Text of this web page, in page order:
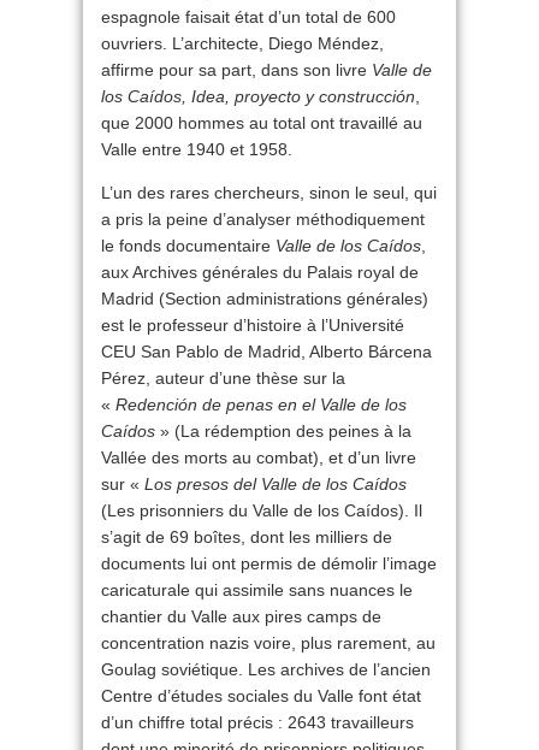
espagnole faisait état d’un total de 600
ouvriers. L’architecte, Diego Méndez,
affirme pour sa part, dans son livre Valle de
los Caídos, Idea, proyecto y construcción
que 2000 hommes au total ont travaillé au
Valle entre 1940 et 1958.
L’un des rares chercheurs, sinon le seul, qui
a pris la peine d’analyser méthodiquement
le fonds documentaire Valle de los Caídos
aux Archives générales du Palais royal de
Madrid (Section administrations générales)
est le professeur d’histoire à l’Université
CEU San Pablo de Madrid, Alberto Bárcena
Pérez, auteur d’une thèse sur la
« Redención de penas en el Valle de los
Caídos » (La rédemption des peines à la
Vallée des morts au combat), et d’un livre
sur « Los presos del Valle de los Caídos
(Les prisonniers du Valle de los Caídos). Il
s’agit de 69 boîtes, dont les milliers de
documents lui ont permis de démolir l’image
caricaturale qui assimile sans nuances le
chantier du Valle aux pires camps de
concentration nazis voire, plus rarement, au
Goulag soviétique. Les archives de l’ancien
Centre d’études sociales du Valle font état
d’un chiffre total précis : 2643 travailleurs